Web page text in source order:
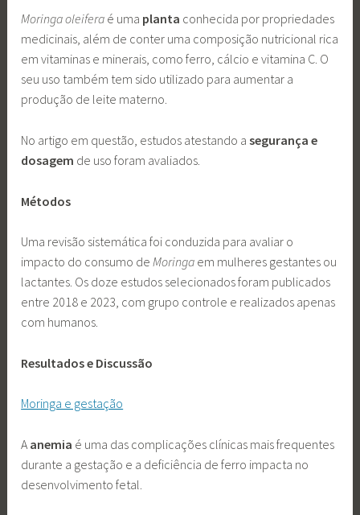
Moringa oleifera é uma planta conhecida por propriedades
medicinais, além de conter uma composição nutricional rica
em vitaminas e minerais, como ferro, cálcio e vitamina C. O
seu uso também tem sido utilizado para aumentar a
produção de leite materno.
No artigo em questão, estudos atestando asegurança e
dosagem de uso foram avaliados.
Métodos
Uma revisão sistemática foi conduzida para avaliar o
impacto do consumo deMoringa em mulheres gestantes ou
lactantes. Os doze estudos selecionados foram publicados
entre 2018 e 2023, com grupo controle e realizados apenas
com humanos.
Resultados e Discussão
Moringa e gestação
A anemia é uma das complicações clínicas mais frequentes
durante a gestação e a deficiência de ferro impacta no
desenvolvimento fetal.